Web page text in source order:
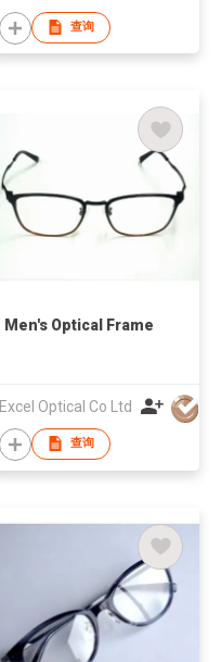
查询
Men's Optical Frame
Excel Optical Co Ltd
查询